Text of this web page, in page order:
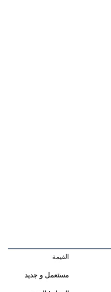
القيمة
مستعمل و جديد